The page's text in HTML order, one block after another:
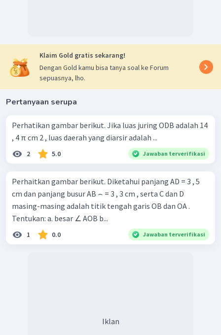
Klaim Gold gratis sekarang!
Dengan Gold kamu bisa tanya soal ke Forum
sepuasnya, lho.
Pertanyaan serupa
Perhatikan gambar berikut. Jika luas juring ODB adalah 14
, 4 π cm 2 , luas daerah yang diarsir adalah ...
2 5.0 Jawaban terverifikasi
Perhaitkan gambar berikut. Diketahui panjang AD = 3 , 5
cm dan panjang busur AB ⌢ = 3 , 3 cm , serta C dan D
masing-masing adalah titik tengah garis OB dan OA .
Tentukan: a. besar ∠ AOB b...
1 0.0 Jawaban terverifikasi
Iklan